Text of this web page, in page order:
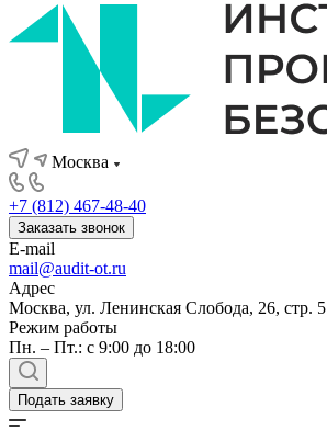
Москва
+7 (812) 467-48-40
Заказать звонок
E-mail
mail@audit-ot.ru
Адрес
Москва, ул. Ленинская Слобода, 26, стр. 5
Режим работы
Пн. – Пт.: с 9:00 до 18:00
Подать заявку